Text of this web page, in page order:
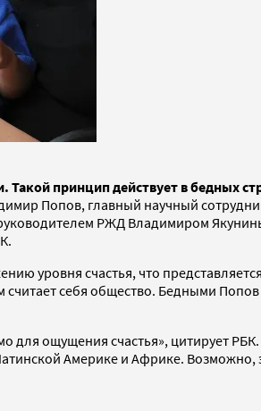
принцип действует в бедных
Попов, главный научный
РЖД Владимиром
уровня счастья, что
себя общество. Бедными
ощущения счастья», цитирует РБК.
Америке и Африке. Возможно,